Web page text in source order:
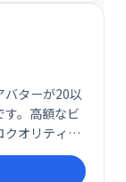
ターが20以
す。高額なビ
クオリティの
幅に削減し、
。